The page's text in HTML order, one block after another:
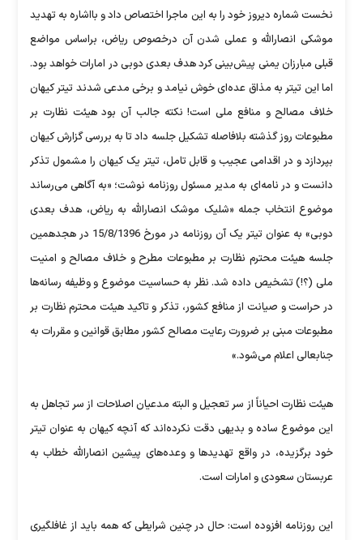
نخست شماره دیروز خود را به این ماجرا اختصاص داد و با‌اشاره به تهدید
موشکی انصارالله و عملی شدن آن درخصوص ریاض، براساس مواضع
قبلی مبارزان یمنی پیش‌بینی کرد هدف بعدی دوبی در امارات خواهد بود.
اما این تیتر به مذاق عده‌ای خوش نیامد و برخی مدعی شدند تیتر کیهان
خلاف مصالح و منافع ملی است! نکته جالب آن بود هیئت نظارت بر
مطبوعات روز گذشته بلافاصله تشکیل جلسه داد تا به بررسی گزارش کیهان
بپردازد و در اقدامی عجیب و قابل تامل، تیتر یک کیهان را مشمول تذکر
دانست و در نامه‌ای به مدیر مسئول روزنامه نوشت؛ «به آگاهی می‌رساند
موضوع انتخاب جمله «شلیک موشک انصارالله به ریاض، هدف بعدی
دوبی» به عنوان تیتر یک آن روزنامه در مورخ 15/8/1396 در هجدهمین
جلسه هیئت محترم نظارت بر مطبوعات مطرح و خلاف مصالح و امنیت
ملی (؟!) تشخیص داده شد. نظر به حساسیت موضوع و وظیفه رسانه‌ها
در حراست و صیانت از منافع کشور، تذکر و تاکید هیئت محترم نظارت بر
مطبوعات مبنی بر ضرورت رعایت مصالح کشور مطابق قوانین و مقررات به
جنابعالی اعلام می‌شود.»
هیئت نظارت احیاناً از سر تعجیل و البته مدعیان اصلاحات از سر تجاهل به
این موضوع ساده و بدیهی دقت نکرده‌اند که آنچه کیهان به عنوان تیتر
خود برگزیده، در واقع تهدیدها و وعده‌های پیشین انصارالله خطاب به
عربستان سعودی و امارات است.
این روزنامه افزوده است: حال در چنین شرایطی که همه باید از غافلگیری